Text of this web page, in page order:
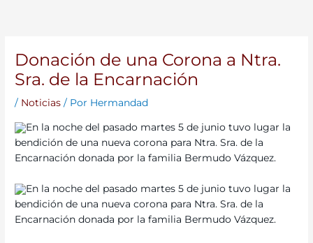
Donación de una Corona a Ntra.
Sra. de la Encarnación
/ Noticias / Por Hermandad
En la noche del pasado martes 5 de junio tuvo lugar la
bendición de una nueva corona para Ntra. Sra. de la
Encarnación donada por la familia Bermudo Vázquez.
En la noche del pasado martes 5 de junio tuvo lugar la
bendición de una nueva corona para Ntra. Sra. de la
Encarnación donada por la familia Bermudo Vázquez.